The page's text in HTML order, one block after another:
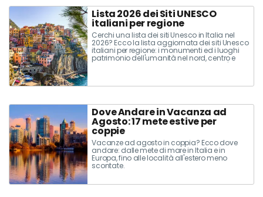
Lista 2026 dei Siti UNESCO
italiani per regione
Cerchi una lista dei siti Unesco in Italia nel
2026? Ecco la lista aggiornata dei siti Unesco
italiani per regione: i monumenti ed i luoghi
patrimonio dell'umanità nel nord, centro e
sud. Scopri quali e quanti sono i siti dell'Italia
Dove Andare in Vacanza ad
Agosto: 17 mete estive per
coppie
Vacanze ad agosto in coppia? Ecco dove
andare: dalle mete di mare in Italia e in
Europa, fino alle località all'estero meno
scontate.